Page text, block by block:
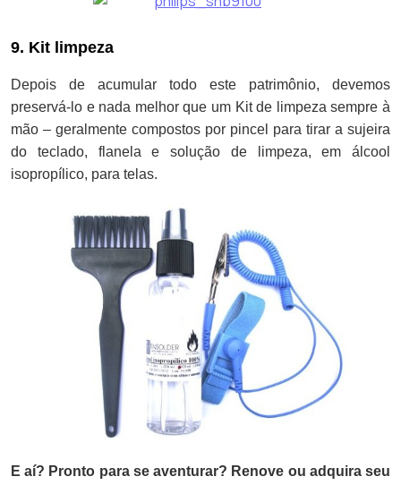
9. Kit limpeza
Depois de acumular todo este patrimônio, devemos
preservá-lo e nada melhor que um Kit de limpeza sempre à
mão – geralmente compostos por pincel para tirar a sujeira
do teclado, flanela e solução de limpeza, em álcool
isopropílico, para telas.
E aí? Pronto para se aventurar? Renove ou adquira seu